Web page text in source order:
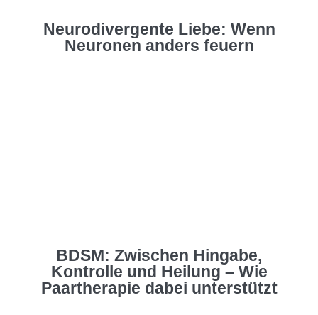
Neurodivergente Liebe: Wenn
Neuronen anders feuern
BDSM: Zwischen Hingabe,
Kontrolle und Heilung – Wie
Paartherapie dabei unterstützt